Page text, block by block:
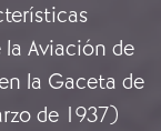
la Aviación de
la Gaceta de
de 1937)